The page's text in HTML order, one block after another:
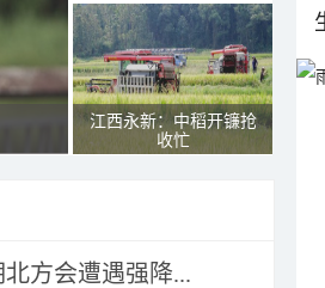
江西永新：中稻开镰抢
收忙
方会遭遇强降...